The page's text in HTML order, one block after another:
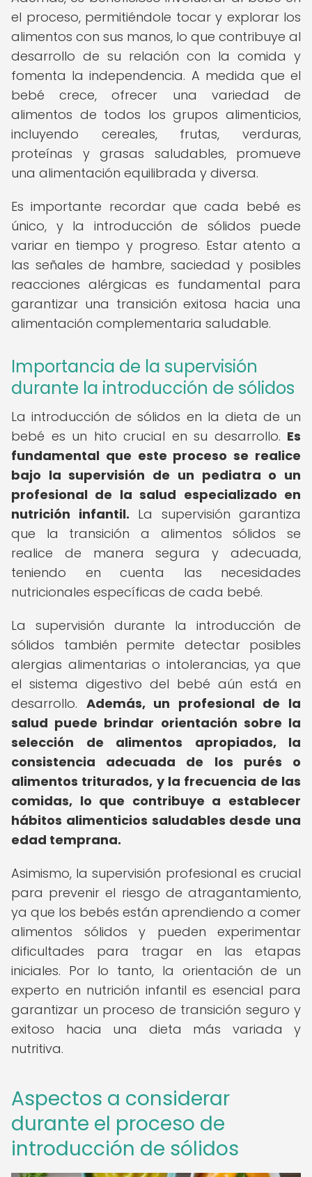
el proceso, permitiéndole tocar y explorar los
alimentos con sus manos, lo que contribuye al
desarrollo de su relación con la comida y
fomenta la independencia. A medida que el
bebé crece, ofrecer una variedad de
alimentos de todos los grupos alimenticios,
incluyendo cereales, frutas, verduras,
proteínas y grasas saludables, promueve
una alimentación equilibrada y diversa.
Es importante recordar que cada bebé es
único, y la introducción de sólidos puede
variar en tiempo y progreso. Estar atento a
las señales de hambre, saciedad y posibles
reacciones alérgicas es fundamental para
garantizar una transición exitosa hacia una
alimentación complementaria saludable.
Importancia de la supervisión
durante la introducción de sólidos
La introducción de sólidos en la dieta de un
bebé es un hito crucial en su desarrollo. Es
fundamental que este proceso se realice
bajo la supervisión de un pediatra o un
profesional de la salud especializado en
nutrición infantil. La supervisión garantiza
que la transición a alimentos sólidos se
realice de manera segura y adecuada,
teniendo en cuenta las necesidades
nutricionales específicas de cada bebé.
La supervisión durante la introducción de
sólidos también permite detectar posibles
alergias alimentarias o intolerancias, ya que
el sistema digestivo del bebé aún está en
desarrollo. Además, un profesional de la
salud puede brindar orientación sobre la
selección de alimentos apropiados, la
consistencia adecuada de los purés o
alimentos triturados, y la frecuencia de las
comidas, lo que contribuye a establecer
hábitos alimenticios saludables desde una
edad temprana.
Asimismo, la supervisión profesional es crucial
para prevenir el riesgo de atragantamiento,
ya que los bebés están aprendiendo a comer
alimentos sólidos y pueden experimentar
dificultades para tragar en las etapas
iniciales. Por lo tanto, la orientación de un
experto en nutrición infantil es esencial para
garantizar un proceso de transición seguro y
exitoso hacia una dieta más variada y
nutritiva.
Aspectos a considerar
durante el proceso de
introducción de sólidos